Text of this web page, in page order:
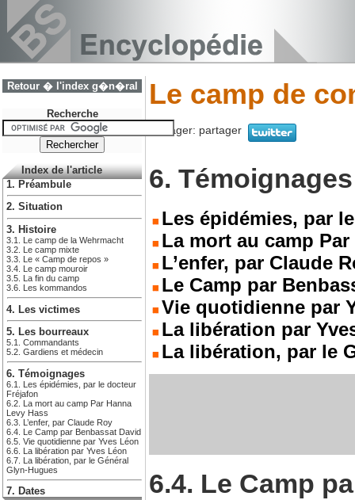
Retour � l'index g�n�ral
Recherche
Index de l'article
1. Préambule
2. Situation
3. Histoire
3.1. Le camp de la Wehrmacht
3.2. Le camp mixte
3.3. Le « Camp de repos »
3.4. Le camp mouroir
3.5. La fin du camp
3.6. Les kommandos
4. Les victimes
5. Les bourreaux
5.1. Commandants
5.2. Gardiens et médecin
6. Témoignages
6.1. Les épidémies, par le docteur
Fréjafon
6.2. La mort au camp Par Hanna
Levy Hass
6.3. L’enfer, par Claude Roy
6.4. Le Camp par Benbassat David
6.5. Vie quotidienne par Yves Léon
6.6. La libération par Yves Léon
6.7. La libération, par le Général
Glyn-Hugues
7. Dates
Le camp de
Partager: partager
6. Témoignages
Les épidémies, par
La mort au camp
L’enfer, par Claude
Le Camp par
Vie quotidienne par
La libération par
La libération, par le
6.4. Le Camp